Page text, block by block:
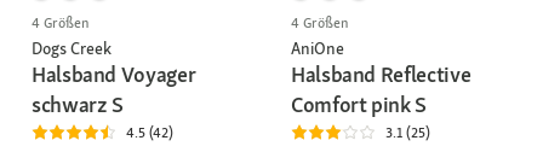
4 Größen
Dogs Creek
Halsband Voyager
schwarz S
4.5 (42)
4 Größen
AniOne
Halsband Reflective
Comfort pink S
3.1 (25)